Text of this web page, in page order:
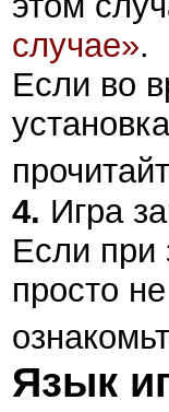
случае».
Если во
4. Игра
Если при
просто
Язык